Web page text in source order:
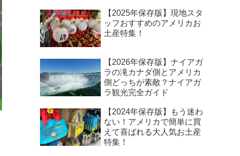
【2025年保存版】現地スタ
ッフおすすめのアメリカお
土産特集！
【2026年保存版】ナイアガ
ラの滝カナダ側とアメリカ
側どっちが素敵？ナイアガ
ラ観光完全ガイド
【2024年保存版】もう迷わ
ない！アメリカで簡単に買
えて喜ばれる大人気お土産
特集！